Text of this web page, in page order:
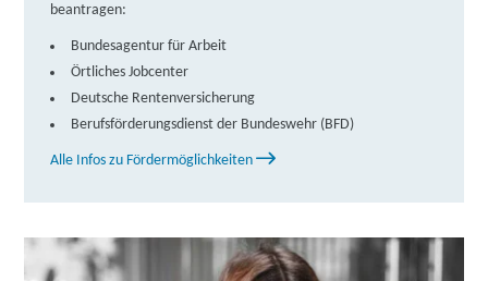
Fortbildungsakademie der Wirtschaft (faw)
gemeinnützige Gesellschaft mbH | Königsteiner
Straße 6 B, 01796 PirnaPartner
weitere Informationen
gemeinnützige Gesellschaft mbH | Dürerstraße 17,
08527 Plauen
beantragen:
Bundesagentur für Arbeit
Örtliches Jobcenter
Deutsche Rentenversicherung
Berufsförderungsdienst der Bundeswehr (BFD)
Alle Infos zu Fördermöglichkeiten